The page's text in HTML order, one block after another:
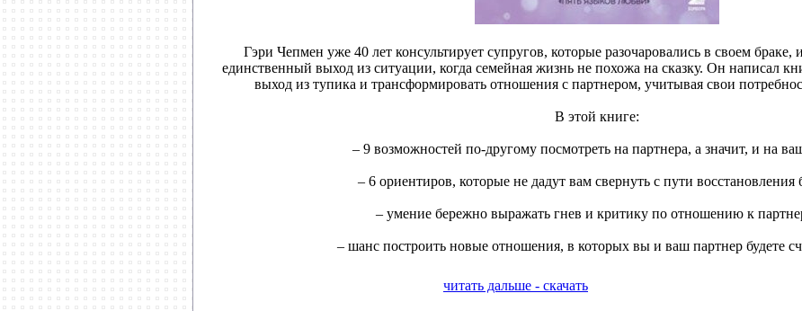
Гэри Чепмен уже 40 лет консультирует супругов, которые разочаровались в своем браке,
единственный выход из ситуации, когда семейная жизнь не похожа на сказку. Он написал
выход из тупика и трансформировать отношения с партнером, учитывая свои
В этой книге:
– 9 возможностей по-другому посмотреть на партнера, а значит, и на
– 6 ориентиров, которые не дадут вам свернуть с пути восстановления
– умение бережно выражать гнев и критику по отношению к
– шанс построить новые отношения, в которых вы и ваш партнер будете
читать дальше - скачать